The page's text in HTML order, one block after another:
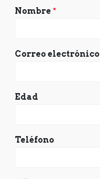
Nombre *
Correo electrónico
Edad
Teléfono